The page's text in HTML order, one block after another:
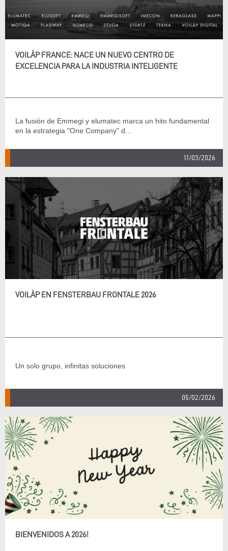
VOILÀP FRANCE: NACE UN NUEVO CENTRO DE
EXCELENCIA PARA LA INDUSTRIA INTELIGENTE
La fusión de Emmegi y elumatec marca un hito fundamental
en la estrategia "One Company" d...
11/03/2026
VOILÀP EN FENSTERBAU FRONTALE 2026
Un solo grupo, infinitas soluciones
05/02/2026
BIENVENIDOS A 2026!